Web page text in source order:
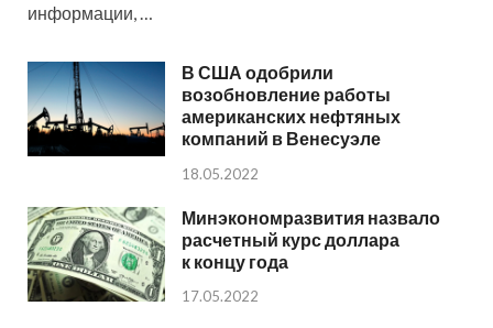
информации, …
В США одобрили
возобновление работы
американских нефтяных
компаний в Венесуэле
18.05.2022
Минэкономразвития назвало
расчетный курс доллара
к концу года
17.05.2022